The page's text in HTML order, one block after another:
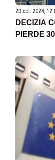
20 oct. 2024,
DECIZIA
PIERDE